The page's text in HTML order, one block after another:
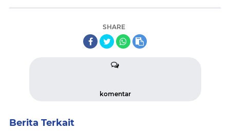
SHARE
komentar
Berita Terkait